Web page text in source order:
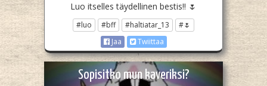
Luo itselles täydellinen bestis!! 🌷
#luo #bff #haltiatar_13
#🌷
Jaa
Twiittaa
Sopisitko mun kaveriksi?